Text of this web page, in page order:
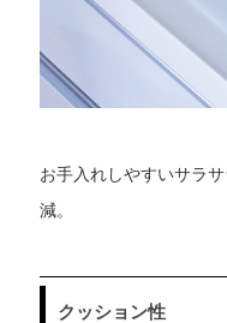
お手入れしやすいサラ
減。
クッション性